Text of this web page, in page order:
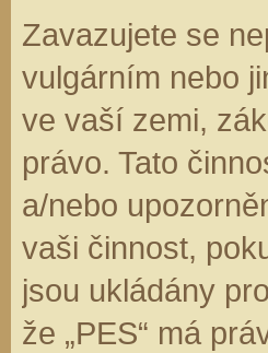
Zavazujete se
vulgárním nebo
ve vaší zemi,
právo. Tato
a/nebo
vaši činnost,
jsou ukládány
že „PES“ má